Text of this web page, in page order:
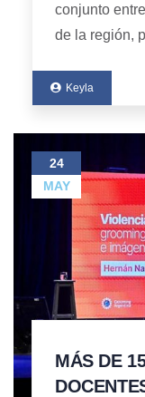
conjunto
de la región,
Keyla
24
MAY
MÁS DE